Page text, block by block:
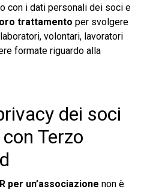
con i dati personali dei soci e
trattamento per svolgere
volontari, lavoratori
formate riguardo alla
dei soci
Terzo
per un’associazione non è